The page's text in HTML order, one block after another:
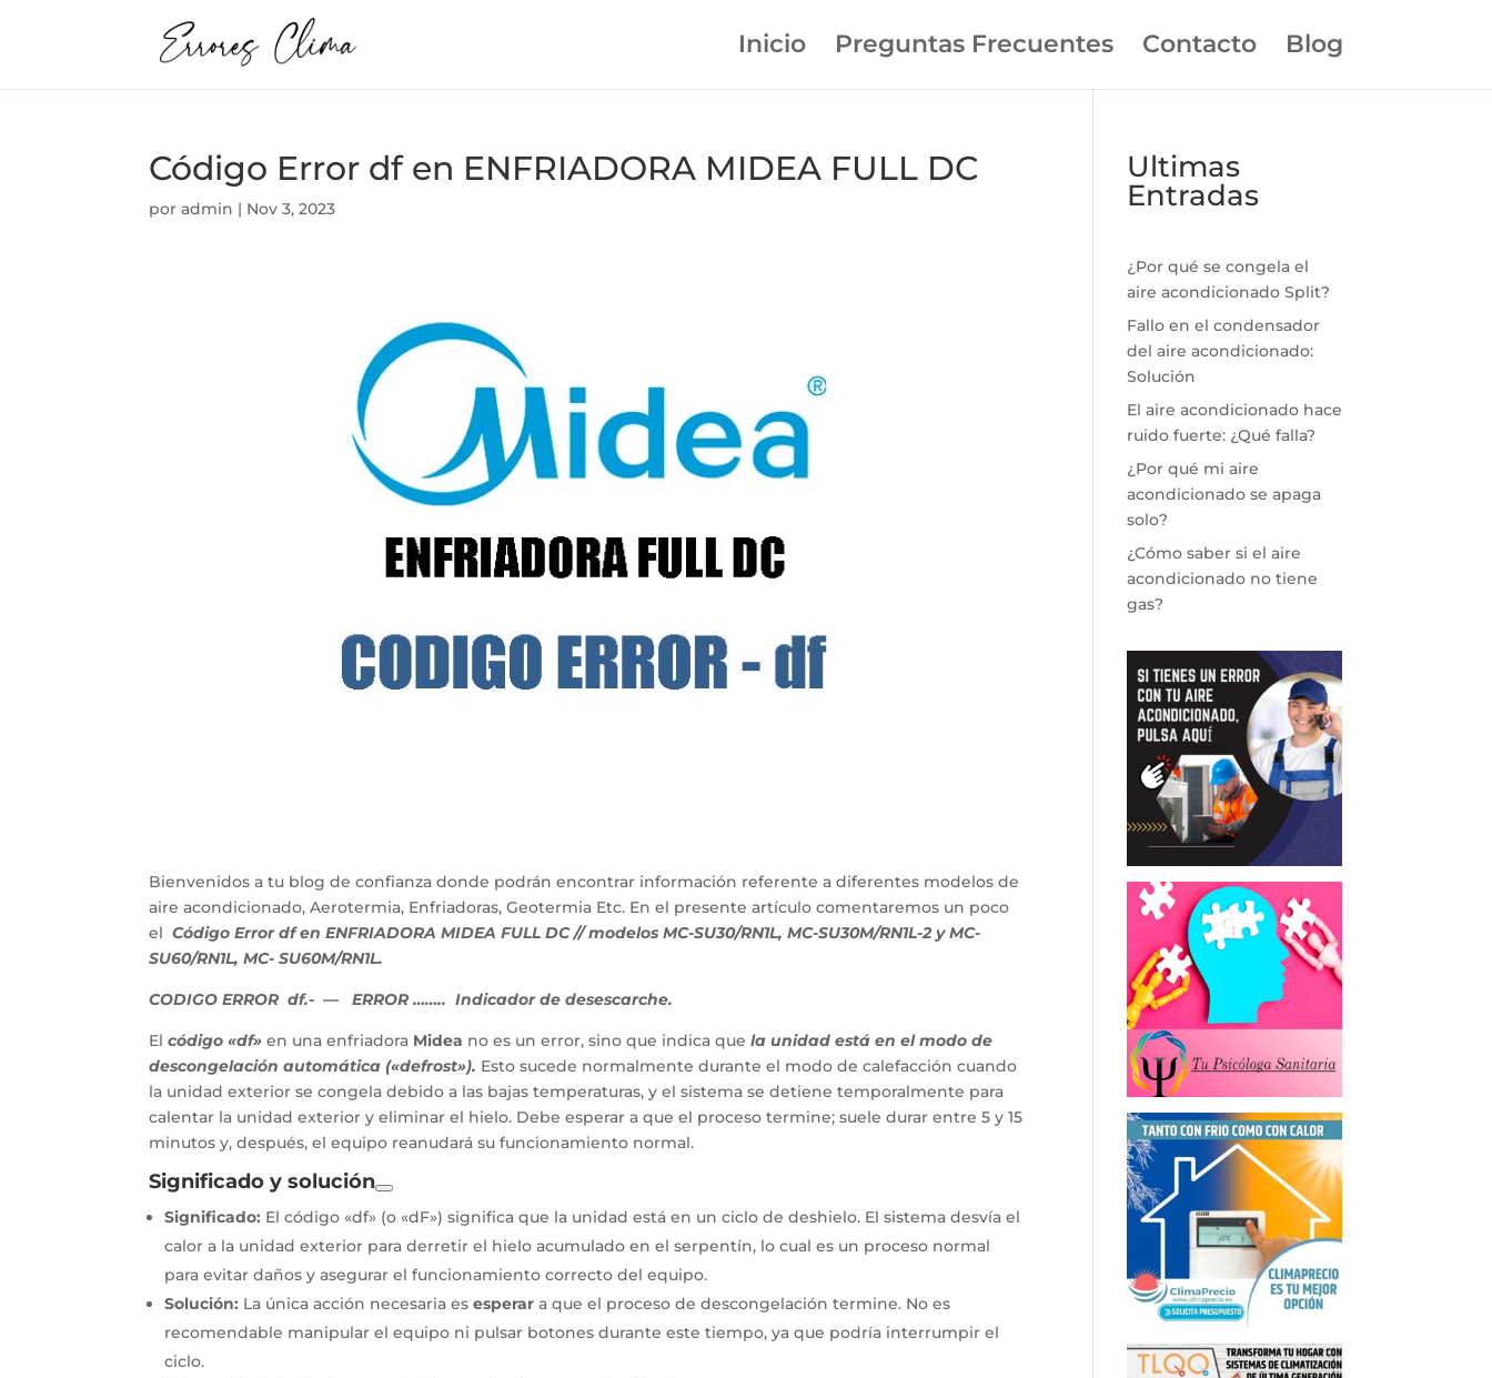
Inicio Preguntas Frecuentes Contacto Blog
Código Error df en ENFRIADORA MIDEA FULL DC
poradmin | Nov 3, 2023
Bienvenidos a tu blog de confianza donde podrán encontrar información referente a diferentes modelos de
aire acondicionado, Aerotermia, Enfriadoras, Geotermia Etc. En el presente artículo comentaremos un poco
el Código Error df en ENFRIADORA MIDEA FULL DC // modelos MC-SU30/RN1L, MC-SU30M/RN1L-2 y MC-
SU60/RN1L, MC- SU60M/RN1L.
CODIGO ERROR df.- — ERROR …….. Indicador de desescarche.
Elcódigo «df» en una enfriadora Midea no es un error, sino que indica que la unidad está en el modo de
descongelación automática («defrost»). Esto sucede normalmente durante el modo de calefacción cuando
la unidad exterior se congela debido a las bajas temperaturas, y el sistema se detiene temporalmente para
calentar la unidad exterior y eliminar el hielo. Debe esperar a que el proceso termine; suele durar entre 5 y 15
minutos y, después, el equipo reanudará su funcionamiento normal.
Significado y solución
Significado: El código «df» (o «dF») significa que la unidad está en un ciclo de deshielo. El sistema desvía el
calor a la unidad exterior para derretir el hielo acumulado en el serpentín, lo cual es un proceso normal
para evitar daños y asegurar el funcionamiento correcto del equipo.
Solución: La única acción necesaria esesperar a que el proceso de descongelación termine. No es
recomendable manipular el equipo ni pulsar botones durante este tiempo, ya que podría interrumpir el
ciclo.
Ultimas
Entradas
¿Por qué se congela el
aire acondicionado Split?
Fallo en el condensador
del aire acondicionado:
Solución
El aire acondicionado hace
ruido fuerte: ¿Qué falla?
¿Por qué mi aire
acondicionado se apaga
solo?
¿Cómo saber si el aire
acondicionado no tiene
gas?